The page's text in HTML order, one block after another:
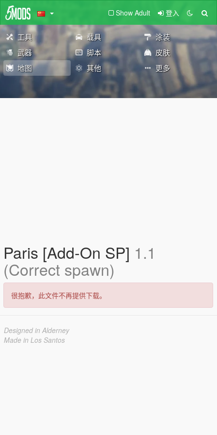
Show Adult 登入
工具 载具
涂装
武器
脚本
皮肤
地图
其他 更多
Paris [Add-On SP] 1.1
(Correct spawn)
很抱歉，此文件不再提供下载。
Designed in Alderney
Made in Los Santos